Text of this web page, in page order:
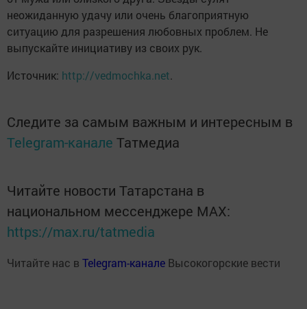
неожиданную удачу или очень благоприятную
ситуацию для разрешения любовных проблем. Не
выпускайте инициативу из своих рук.
Источник: http://vedmochka.net.
Следите за самым важным и интересным в
Telegram-канале Татмедиа
Читайте новости Татарстана в
национальном мессенджере MАХ:
https://max.ru/tatmedia
Читайте нас в Telegram-канале Высокогорские вести